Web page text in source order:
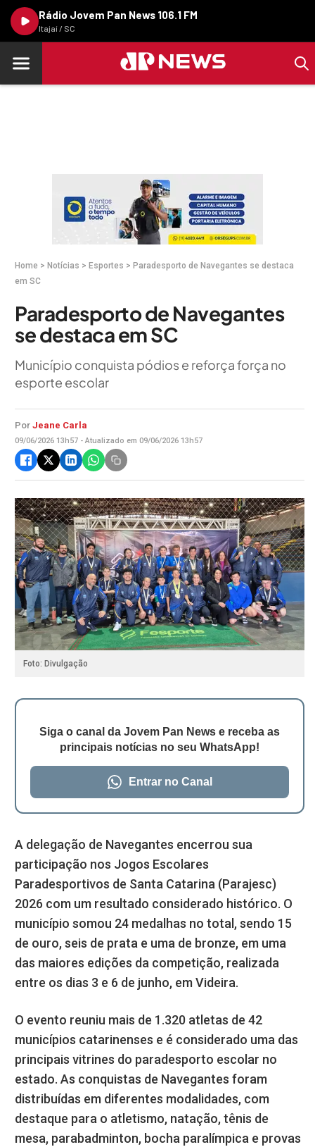
Rádio Jovem Pan News 106.1 FM
Itajaí / SC
Home > Notícias > Esportes > Paradesporto de Navegantes se destaca
em SC
Paradesporto de Navegantes
se destaca em SC
Município conquista pódios e reforça força no
esporte escolar
Por Jeane Carla
09/06/2026 13h57 - Atualizado em 09/06/2026 13h57
Foto: Divulgação
Siga o canal da Jovem Pan News e receba as
principais notícias no seu WhatsApp!
Entrar no Canal
A delegação de Navegantes encerrou sua
participação nos Jogos Escolares
Paradesportivos de Santa Catarina (Parajesc)
2026 com um resultado considerado histórico. O
município somou 24 medalhas no total, sendo 15
de ouro, seis de prata e uma de bronze, em uma
das maiores edições da competição, realizada
entre os dias 3 e 6 de junho, em Videira.
O evento reuniu mais de 1.320 atletas de 42
municípios catarinenses e é considerado uma das
principais vitrines do paradesporto escolar no
estado. As conquistas de Navegantes foram
distribuídas em diferentes modalidades, com
destaque para o atletismo, natação, tênis de
mesa, parabadminton, bocha paralímpica e provas